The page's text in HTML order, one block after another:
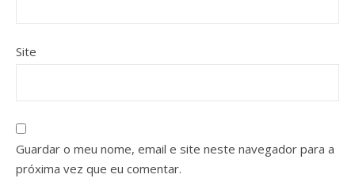
Site
Guardar o meu nome, email e site neste navegador para a
próxima vez que eu comentar.